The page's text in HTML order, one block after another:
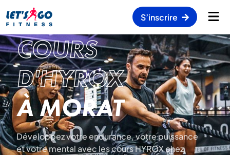
S’inscrire
COURS
D'HYROX
À MORAT
Développez votre endurance, votre puissance
et votre mental avec les cours HYROX chez